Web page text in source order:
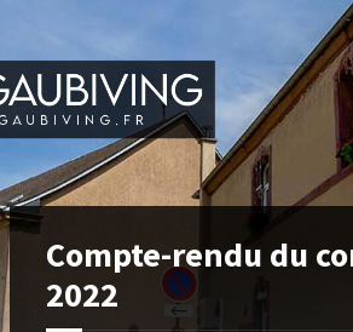
Compte-rendu du
2022